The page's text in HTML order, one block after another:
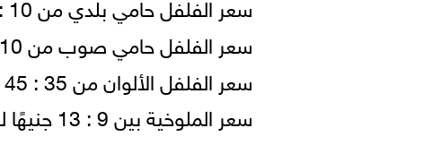
سعر الفلفل حامي صوب من 10 : 16 جنيهًا للكيلو.
سعر الفلفل الألوان من 35 : 45 جنيهًا للكيلو ( قفص).
سعر الملوخية بين 9 : 13 جنيهًا للكيلو (قفص).